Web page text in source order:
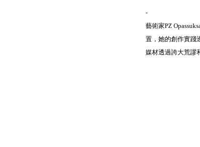
-⁣
藝術家PZ
置，她的創作實踐
媒材透過誇大荒謬